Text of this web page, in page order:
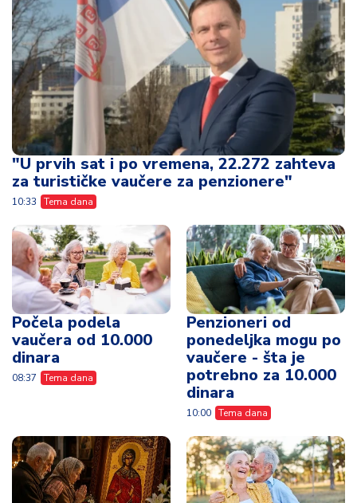
"U prvih sat i po vremena, 22.272 zahteva
za turističke vaučere za penzionere"
10:33 Tema dana
Počela podela
vaučera od 10.000
dinara
08:37 Tema dana
Penzioneri od
ponedeljka mogu po
vaučere - šta je
potrebno za 10.000
dinara
10:00 Tema dana